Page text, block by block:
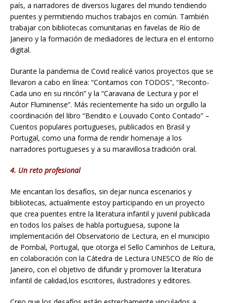
país, a narradores de diversos lugares del mundo tendiendo
puentes y permitiendo muchos trabajos en común. También
trabajar con bibliotecas comunitarias en favelas de Río de
Janeiro y la formación de mediadores de lectura en el entorno
digital.
Durante la pandemia de Covid realicé varios proyectos que se
llevaron a cabo en línea: “Contamos con TODOS”, “Reconto-
Cada uno en su rincón” y la “Caravana de Lectura y por el
Autor Fluminense”. Más recientemente ha sido un orgullo la
coordinación del libro “Bendito e Louvado Conto Contado” –
Cuentos populares portugueses, publicados en Brasil y
Portugal, como una forma de rendir homenaje a los
narradores portugueses y a su maravillosa tradición oral.
4. Un reto profesional
Me encantan los desafíos, sin dejar nunca escenarios y
bibliotecas, actualmente estoy participando en un proyecto
que crea puentes entre la literatura infantil y juvenil publicada
en todos los países de habla portuguesa, supone la
implementación del Observatorio de Lectura, en el municipio
de Pombal, Portugal, que otorga el Sello Caminhos de Leitura,
en colaboración con la Cátedra de Lectura UNESCO de Río de
Janeiro, con el objetivo de difundir y promover la literatura
infantil de calidad,los escritores, ilustradores y editores.